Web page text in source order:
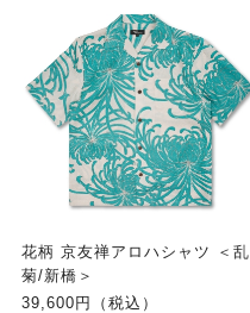
花柄 京友禅アロハシャツ ＜乱
菊/新橋＞
39,600円（税込）